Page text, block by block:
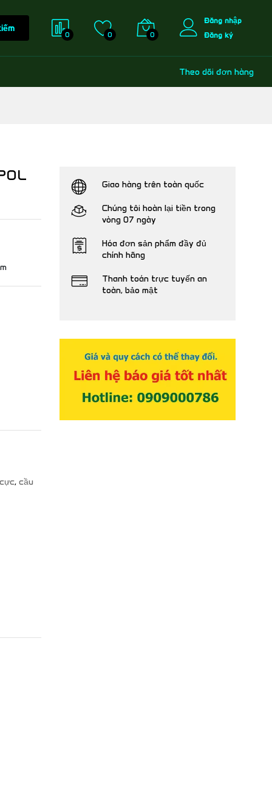
0 0 0
Đăng nhập
Đăng ký
Theo dõi đơn hàng
, cầu
Giao hàng trên toàn quốc
Chúng tôi hoàn lại tiền trong
vòng 07 ngày
Hóa đơn sản phẩm đầy đủ
chính hãng
Thanh toán trực tuyến an
toàn, bảo mật